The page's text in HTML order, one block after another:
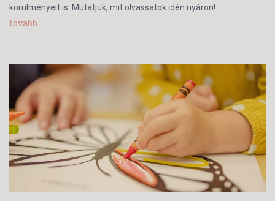
körülményeit is. Mutatjuk, mit olvassatok idén nyáron!
tovább...